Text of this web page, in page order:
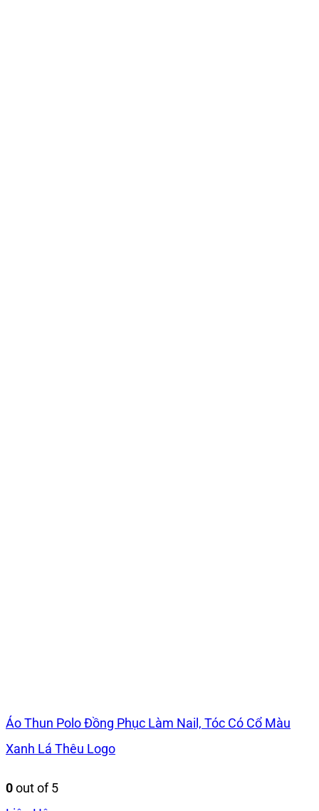
Áo Thun Polo Đồng Phục Làm Nail, Tóc Có Cổ Màu
Xanh Lá Thêu Logo
0out of 5